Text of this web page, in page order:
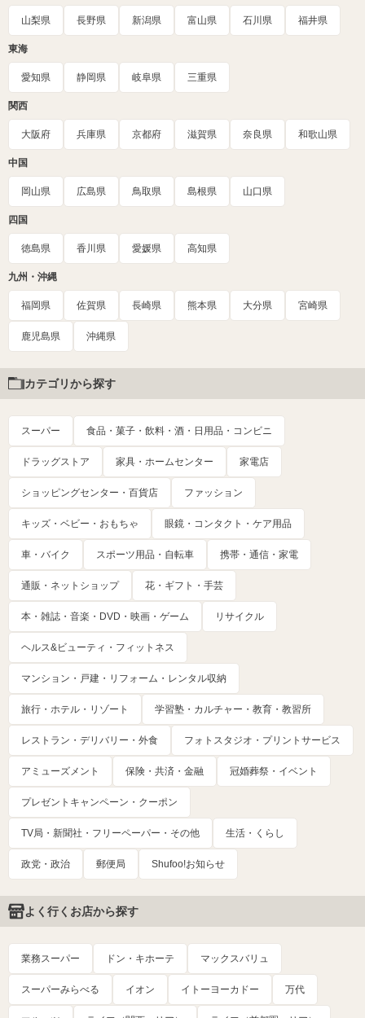
山梨県 長野県 新潟県 富山県 石川県 福井県
東海
愛知県 静岡県 岐阜県 三重県
関西
大阪府 兵庫県 京都府 滋賀県 奈良県 和歌山県
中国
岡山県 広島県 鳥取県 島根県 山口県
四国
徳島県 香川県 愛媛県 高知県
九州・沖縄
福岡県 佐賀県 長崎県 熊本県 大分県 宮崎県
鹿児島県 沖縄県
カテゴリから探す
スーパー 食品・菓子・飲料・酒・日用品・コンビニ
ドラッグストア 家具・ホームセンター 家電店
ショッピングセンター・百貨店 ファッション
キッズ・ベビー・おもちゃ 眼鏡・コンタクト・ケア用品
車・バイク スポーツ用品・自転車 携帯・通信・家電
通販・ネットショップ 花・ギフト・手芸
本・雑誌・音楽・DVD・映画・ゲーム リサイクル
ヘルス&ビューティ・フィットネス
マンション・戸建・リフォーム・レンタル収納
旅行・ホテル・リゾート 学習塾・カルチャー・教育・教習所
レストラン・デリバリー・外食 フォトスタジオ・プリントサービス
アミューズメント 保険・共済・金融 冠婚葬祭・イベント
プレゼントキャンペーン・クーポン
TV局・新聞社・フリーペーパー・その他 生活・くらし
政党・政治 郵便局 Shufoo!お知らせ
よく行くお店から探す
業務スーパー ドン・キホーテ マックスバリュ
スーパーみらべる イオン イトーヨーカドー 万代